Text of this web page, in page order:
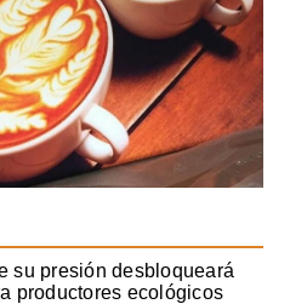
su presión desbloqueará
productores ecológicos